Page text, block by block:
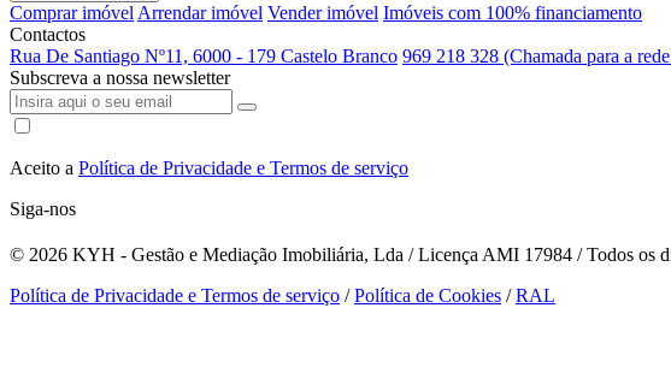
Comprar imóvel Arrendar imóvel Vender imóvel Imóveis com 100% financiamento
Contactos
Rua De Santiago Nº11, 6000 - 179 Castelo Branco 969 218 328 (Chamada para a
Subscreva a nossa newsletter
Aceito a Política de Privacidade e Termos de serviço
Siga-nos
© 2026 KYH - Gestão e Mediação Imobiliária, Lda / Licença AMI 17984 / Todos os
Política de Privacidade e Termos de serviço /Política de Cookies /RAL